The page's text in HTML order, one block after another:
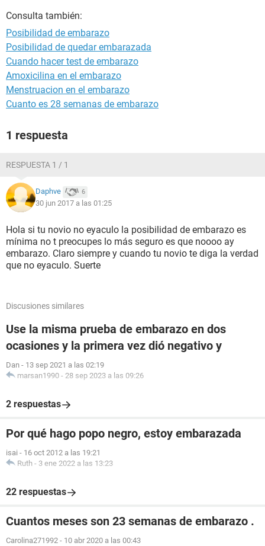
Consulta también:
Posibilidad de embarazo
Posibilidad de quedar embarazada
Cuando hacer test de embarazo
Amoxicilina en el embarazo
Menstruacion en el embarazo
Cuanto es 28 semanas de embarazo
1 respuesta
RESPUESTA 1 / 1
Daphve 6
30 jun 2017 a las 01:25
Hola si tu novio no eyaculo la posibilidad de embarazo es
mínima no t preocupes lo más seguro es que noooo ay
embarazo. Claro siempre y cuando tu novio te diga la verdad
que no eyaculo. Suerte
Discusiones similares
Use la misma prueba de embarazo en dos
ocasiones y la primera vez dió negativo y
Dan - 13 sep 2021 a las 02:19
marsan1990 - 28 sep 2023 a las 09:26
2 respuestas
Por qué hago popo negro, estoy embarazada
isai - 16 oct 2012 a las 19:21
Ruth - 3 ene 2022 a las 13:23
22 respuestas
Cuantos meses son 23 semanas de embarazo .
Carolina271992 - 10 abr 2020 a las 00:43